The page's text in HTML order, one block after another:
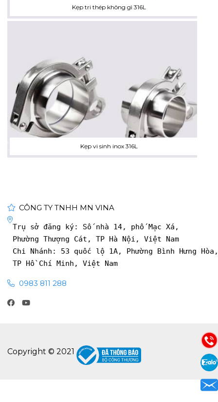
Kẹp tri thép không gì 316L
Kẹp vi sinh inox 316L
CÔNG TY TNHH MN VINA
Trụ sở đăng ký: Số nhà 14, phố Mạc Xá,
Phường Thượng Cát, TP Hà Nội, Việt Nam
Chi Nhánh: 53 quốc lộ 1A, Phường Bình Hưng
TP Hồ Chí Minh, Việt Nam
0983 811 288
Copyright © 2021